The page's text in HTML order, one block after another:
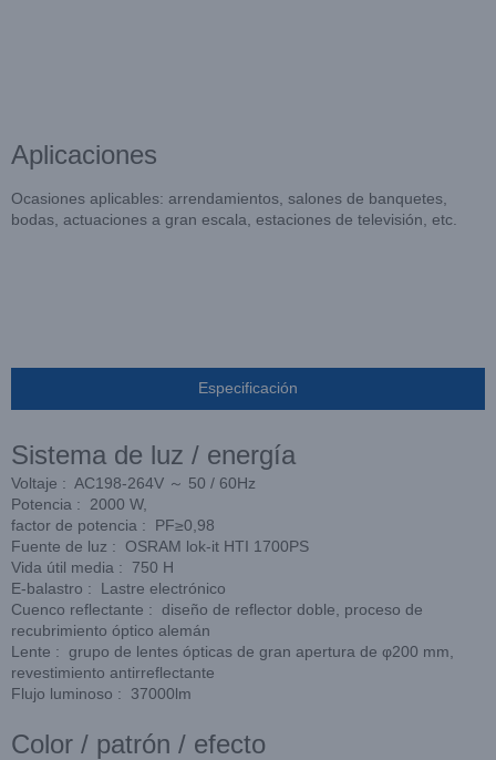
Aplicaciones
Ocasiones aplicables: arrendamientos, salones de banquetes,
bodas, actuaciones a gran escala, estaciones de televisión, etc.
Especificación
Sistema de luz / energía
Voltaje : AC198-264V ～ 50 / 60Hz
Potencia : 2000 W,
factor de potencia : PF≥0,98
Fuente de luz : OSRAM lok-it HTI 1700PS
Vida útil media : 750 H
E-balastro : Lastre electrónico
Cuenco reflectante : diseño de reflector doble, proceso de
recubrimiento óptico alemán
Lente : grupo de lentes ópticas de gran apertura de φ200 mm,
revestimiento antirreflectante
Flujo luminoso : 37000lm
Color / patrón / efecto